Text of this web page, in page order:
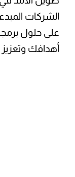
الشركات
على حلول
أهدافك